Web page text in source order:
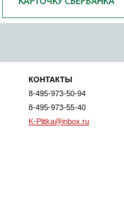
КОНТАКТЫ
8-495-973-50-94
8-495-973-55-40
K-Plitka@inbox.ru